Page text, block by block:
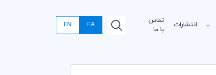
انتشارات
تماس
با ما
FA
EN